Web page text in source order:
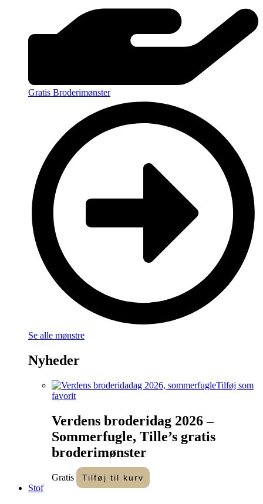
Gratis Broderimønster
Se alle mønstre
Nyheder
Tilføj som
favorit
Verdens broderidag 2026 –
Sommerfugle, Tille’s gratis
broderimønster
Gratis Tilføj til kurv
Stof